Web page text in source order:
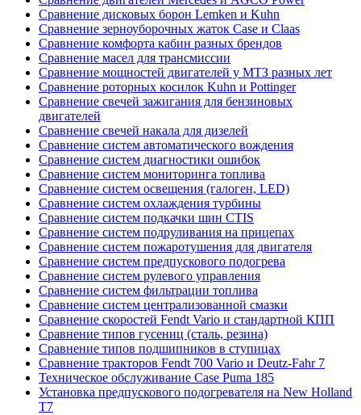
Сравнение дисковых борон Lemken и Kuhn
Сравнение зерноуборочных жаток Case и Claas
Сравнение комфорта кабин разных брендов
Сравнение масел для трансмиссии
Сравнение мощностей двигателей у МТЗ разных лет
Сравнение роторных косилок Kuhn и Pottinger
Сравнение свечей зажигания для бензиновых
двигателей
Сравнение свечей накала для дизелей
Сравнение систем автоматического вождения
Сравнение систем диагностики ошибок
Сравнение систем мониторинга топлива
Сравнение систем освещения (галоген, LED)
Сравнение систем охлаждения турбины
Сравнение систем подкачки шин CTIS
Сравнение систем подруливания на прицепах
Сравнение систем пожаротушения для двигателя
Сравнение систем предпускового подогрева
Сравнение систем рулевого управления
Сравнение систем фильтрации топлива
Сравнение систем централизованной смазки
Сравнение скоростей Fendt Vario и стандартной КПП
Сравнение типов гусениц (сталь, резина)
Сравнение типов подшипников в ступицах
Сравнение тракторов Fendt 700 Vario и Deutz-Fahr 7
Техническое обслуживание Case Puma 185
Установка предпускового подогревателя на New Holland
T7